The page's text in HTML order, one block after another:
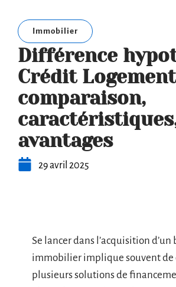
Immobilier
Différence
Crédit
comparaison,
avantages
29 avril 2025
Se lancer dans l’acquisition d’un
immobilier implique souvent de
plusieurs solutions de